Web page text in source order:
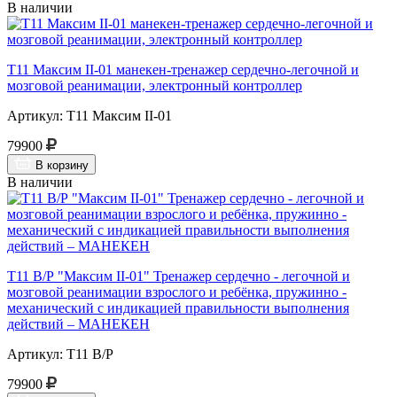
В наличии
Т11 Максим II-01 манекен-тренажер сердечно-легочной и
мозговой реанимации, электронный контроллер
Артикул: Т11 Максим II-01
79900
В корзину
В наличии
Т11 В/Р "Максим II-01" Тренажер сердечно - легочной и
мозговой реанимации взрослого и ребёнка, пружинно -
механический с индикацией правильности выполнения
действий – МАНЕКЕН
Артикул: Т11 В/Р
79900